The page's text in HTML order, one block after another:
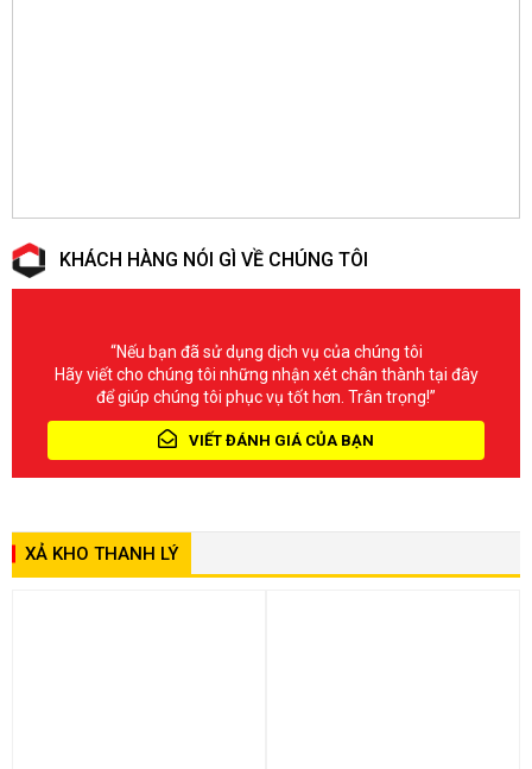
KHÁCH HÀNG NÓI GÌ VỀ CHÚNG TÔI
“Nếu bạn đã sử dụng dịch vụ của chúng tôi
Hãy viết cho chúng tôi những nhận xét chân thành tại đây
để giúp chúng tôi phục vụ tốt hơn. Trân trọng!”
VIẾT ĐÁNH GIÁ CỦA BẠN
XẢ KHO THANH LÝ